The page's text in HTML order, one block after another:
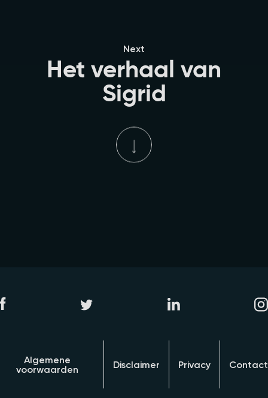
Next
Het verhaal van
Sigrid
Algemene
voorwaarden
Disclaimer Privacy Contact